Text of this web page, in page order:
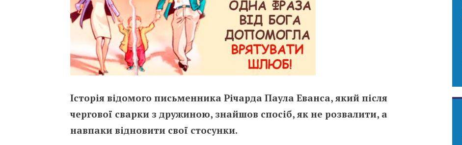
Історія відомого письменника Річарда Паула Еванса, який після
чергової сварки з дружиною, знайшов спосіб, як не розвалити, а
навпаки відновити свої стосунки.